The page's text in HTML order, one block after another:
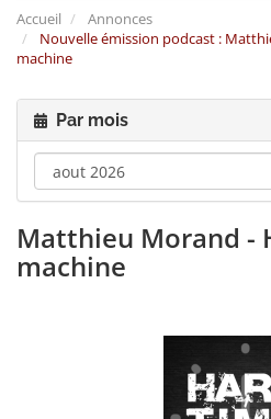
Accueil
Annonces
Nouvelle émission podcast :
machine
Par mois
Matthieu Morand -
machine